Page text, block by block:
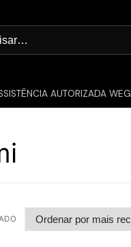
AUTORIZADA WEG